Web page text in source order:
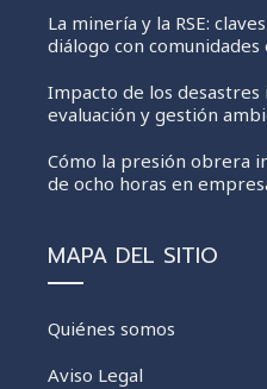
La minería y la RSE:
diálogo con comunidades
Impacto de los desastres
evaluación y gestión
Cómo la presión obrera
de ocho horas en
MAPA DEL SITIO
Quiénes somos
Aviso Legal